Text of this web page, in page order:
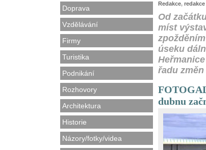
Doprava
Vzdělávání
Firmy
Turistika
Podnikání
Rozhovory
Architektura
Historie
Názory/fotky/videa
Redakce, redakce
Od
míst
úseku
řadu
dubnu